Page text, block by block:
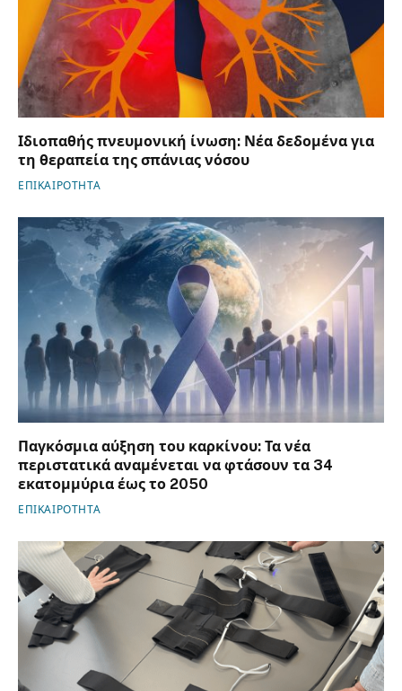
Ιδιοπαθής πνευμονική ίνωση: Νέα δεδομένα για
τη θεραπεία της σπάνιας νόσου
ΕΠΙΚΑΙΡΟΤΗΤΑ
Παγκόσμια αύξηση του καρκίνου: Τα νέα
περιστατικά αναμένεται να φτάσουν τα 34
εκατομμύρια έως το 2050
ΕΠΙΚΑΙΡΟΤΗΤΑ